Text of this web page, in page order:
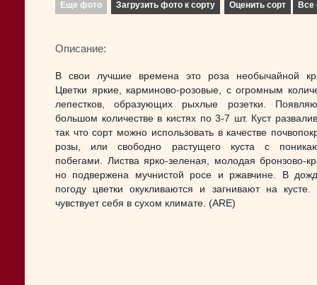
Еще фото Загрузить фото к сорту Оценить сорт Все
Описание:
В свои лучшие времена это роза необычайной
Цветки яркие, карминово-розовые, с огромным
лепестков, образующих рыхлые розетки.
большом количестве в кистях по 3-7 шт. Куст
так что сорт можно использовать в качестве
розы, или свободно растущего куста с
побегами. Листва ярко-зеленая, молодая бронзово-
но подвержена мучнистой росе и ржавчине. В
погоду цветки окукливаются и загнивают на кусте.
чувствует себя в сухом климате. (ARE)